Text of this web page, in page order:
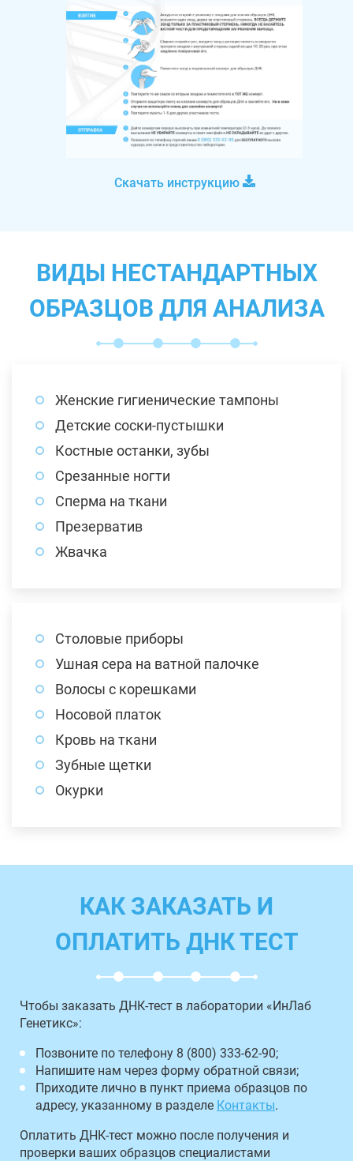
Скачать инструкцию
ВИДЫ НЕСТАНДАРТНЫХ
ОБРАЗЦОВ ДЛЯ АНАЛИЗА
Женские гигиенические тампоны
Детские соски-пустышки
Костные останки, зубы
Срезанные ногти
Сперма на ткани
Презерватив
Жвачка
Столовые приборы
Ушная сера на ватной палочке
Волосы с корешками
Носовой платок
Кровь на ткани
Зубные щетки
Окурки
КАК ЗАКАЗАТЬ И
ОПЛАТИТЬ ДНК ТЕСТ
Чтобы заказать ДНК-тест в лаборатории «ИнЛаб
Генетикс»:
Позвоните по телефону 8 (800) 333-62-90;
Напишите нам через форму обратной связи;
Приходите лично в пункт приема образцов по
адресу, указанному в разделе Контакты.
Оплатить ДНК-тест можно после получения и
проверки ваших образцов специалистами